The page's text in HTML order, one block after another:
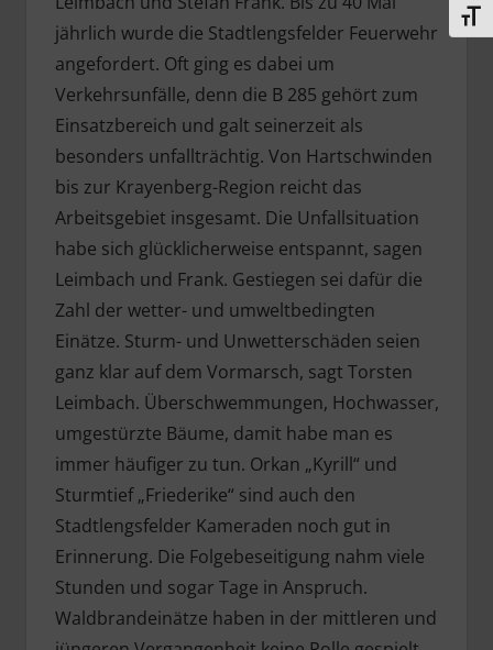
jährlich wurde die Stadtlengsfelder Feuerwehr
angefordert. Oft ging es dabei um
Verkehrsunfälle, denn die B 285 gehört zum
Einsatzbereich und galt seinerzeit als
besonders unfallträchtig. Von Hartschwinden
bis zur Krayenberg-Region reicht das
Arbeitsgebiet insgesamt. Die Unfallsituation
habe sich glücklicherweise entspannt, sagen
Leimbach und Frank. Gestiegen sei dafür die
Zahl der wetter- und umweltbedingten
Einätze. Sturm- und Unwetterschäden seien
ganz klar auf dem Vormarsch, sagt Torsten
Leimbach. Überschwemmungen, Hochwasser,
umgestürzte Bäume, damit habe man es
immer häufiger zu tun. Orkan „Kyrill“ und
Sturmtief „Friederike“ sind auch den
Stadtlengsfelder Kameraden noch gut in
Erinnerung. Die Folgebeseitigung nahm viele
Stunden und sogar Tage in Anspruch.
Waldbrandeinätze haben in der mittleren und